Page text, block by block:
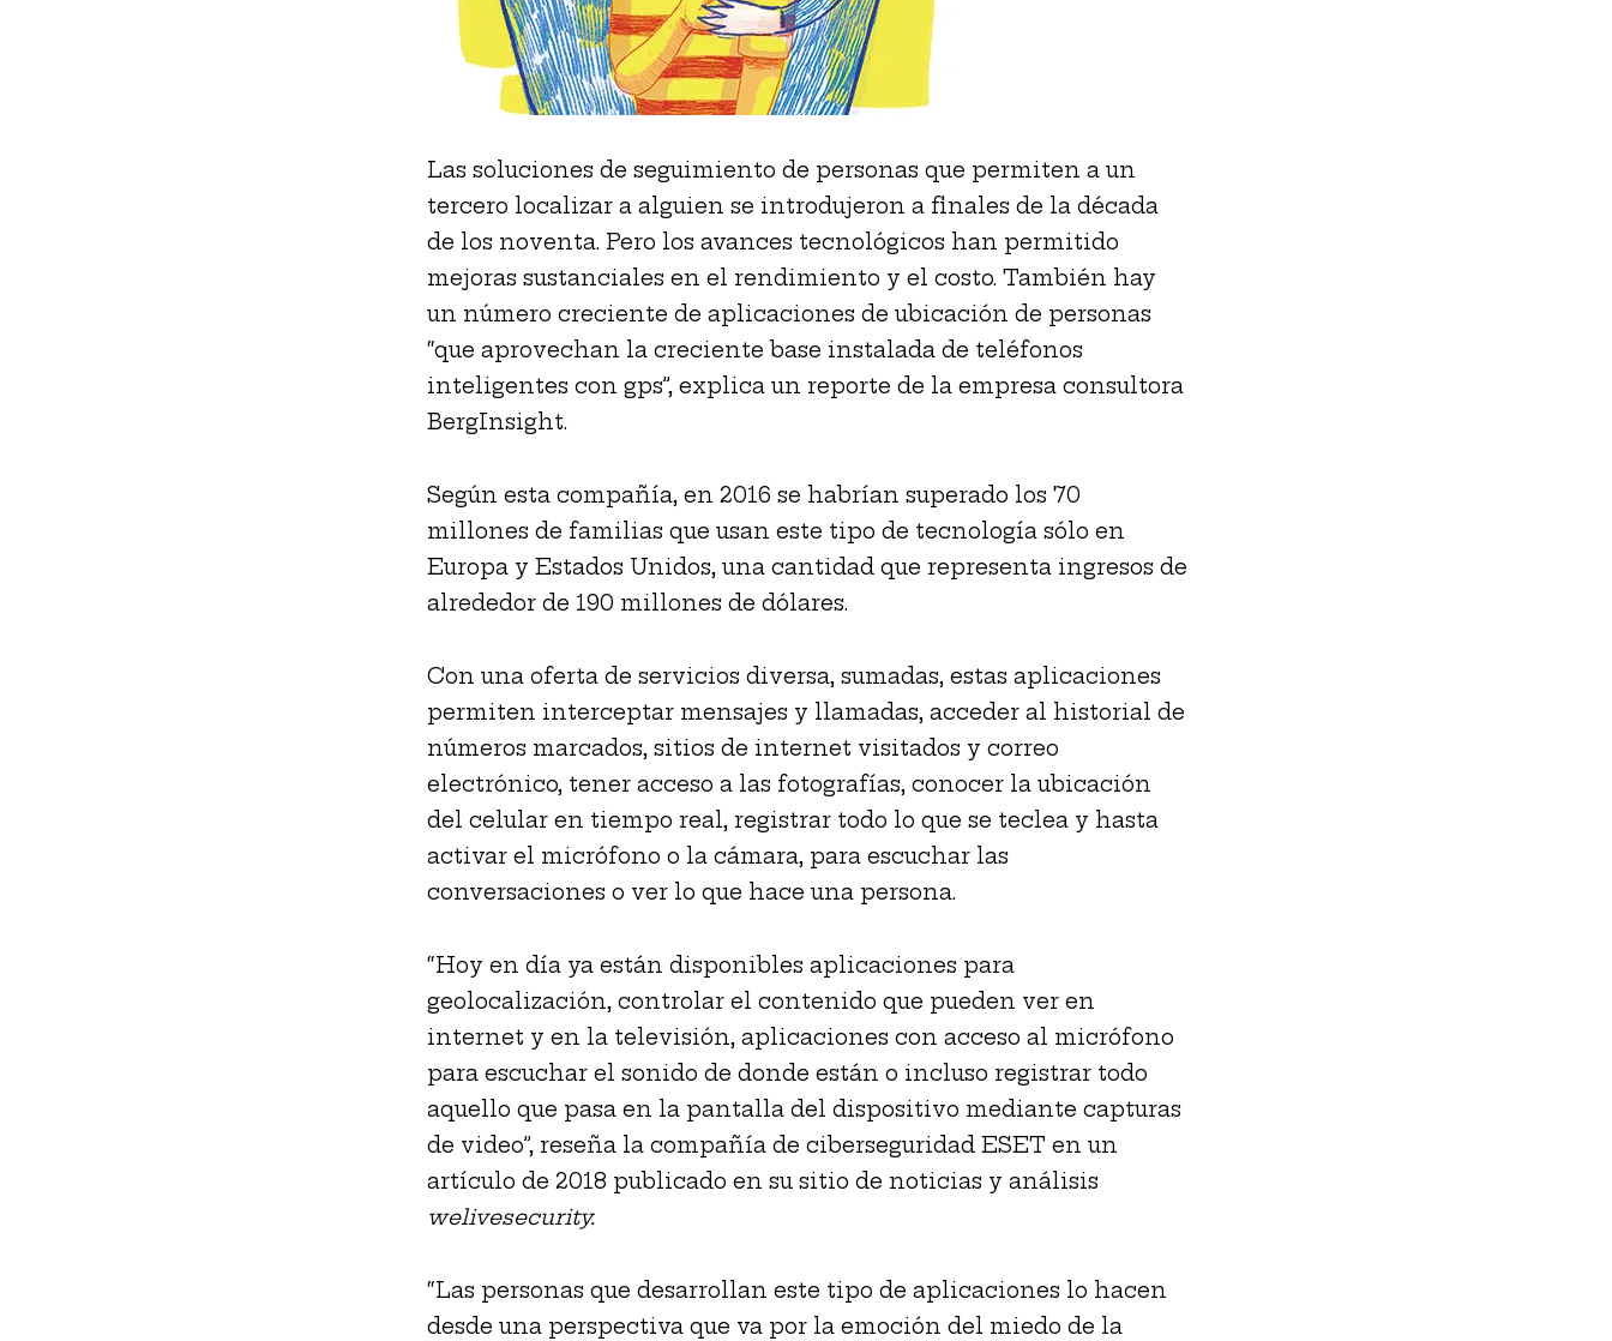
Las soluciones de seguimiento de personas que permiten a un
tercero localizar a alguien se introdujeron a finales de la década
de los noventa. Pero los avances tecnológicos han permitido
mejoras sustanciales en el rendimiento y el costo. También hay
un número creciente de aplicaciones de ubicación de personas
“que aprovechan la creciente base instalada de teléfonos
inteligentes con gps”, explica un reporte de la empresa consultora
BergInsight.
Según esta compañía, en 2016 se habrían superado los 70
millones de familias que usan este tipo de tecnología sólo en
Europa y Estados Unidos, una cantidad que representa ingresos de
alrededor de 190 millones de dólares.
Con una oferta de servicios diversa, sumadas, estas aplicaciones
permiten interceptar mensajes y llamadas, acceder al historial de
números marcados, sitios de internet visitados y correo
electrónico, tener acceso a las fotografías, conocer la ubicación
del celular en tiempo real, registrar todo lo que se teclea y hasta
activar el micrófono o la cámara, para escuchar las
conversaciones o ver lo que hace una persona.
“Hoy en día ya están disponibles aplicaciones para
geolocalización, controlar el contenido que pueden ver en
internet y en la televisión, aplicaciones con acceso al micrófono
para escuchar el sonido de donde están o incluso registrar todo
aquello que pasa en la pantalla del dispositivo mediante capturas
de video”, reseña la compañía de ciberseguridad ESET en un
artículo de 2018 publicado en su sitio de noticias y análisis
welivesecurity.
“Las personas que desarrollan este tipo de aplicaciones lo hacen
desde una perspectiva que va por la emoción del miedo de la